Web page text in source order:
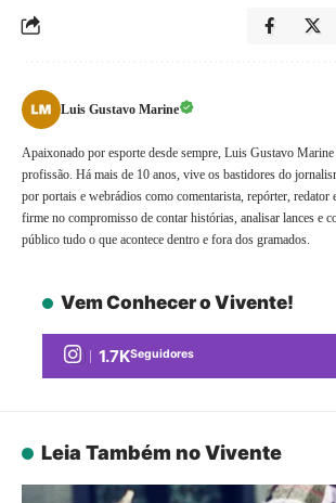
Luis Gustavo Marine
Apaixonado por esporte desde sempre, Luis Gustavo
profissão. Há mais de 10 anos, vive os bastidores do
por portais e webrádios como comentarista, repórter, redator
firme no compromisso de contar histórias, analisar lances e
público tudo o que acontece dentro e fora dos gramados.
Vem Conhecer o Vivente!
1.7KSeguidores
Leia Também no Vivente